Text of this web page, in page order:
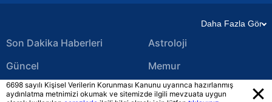
Daha Fazla Gör
Son Dakika Haberleri
Güncel
Ekonomi Haberleri
Astroloji
Memur
Yerel Haberler
6698 sayılı Kişisel Verilerin Korunması Kanunu uyarınca hazırlanmış
aydınlatma metnimizi okumak ve sitemizde ilgili mevzuata uygun